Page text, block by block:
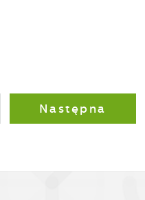
Następna
komfort
się i
w